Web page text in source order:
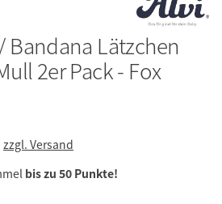
Bandana Lätzchen
2er Pack - Fox
zzgl. Versand
bis zu 50 Punkte!